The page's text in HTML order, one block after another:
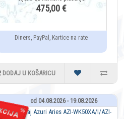
475,00 €
Diners, PayPal, Kartice na rate
DODAJ U KOŠARICU
od 04.08.2026 - 19.08.2026